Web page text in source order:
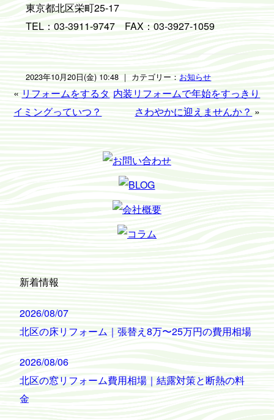
東京都北区栄町25-17
TEL：03-3911-9747 FAX：03-3927-1059
2023年10月20日(金) 10:48 ｜ カテゴリー： お知らせ
« リフォームをするタ
イミングっていつ？
内装リフォームで年始をすっきり
さわやかに迎えませんか？ »
新着情報
2026/08/07
北区の床リフォーム｜張替え8万〜25万円の費用相場
2026/08/06
北区の窓リフォーム費用相場｜結露対策と断熱の料
金